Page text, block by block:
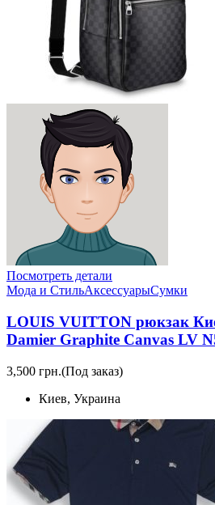
Посмотреть детали
Мода и СтильАксессуарыСумки
LOUIS VUITTON рюкзак
Damier Graphite Canvas LV
3,500 грн.(Под заказ)
Киев, Украина